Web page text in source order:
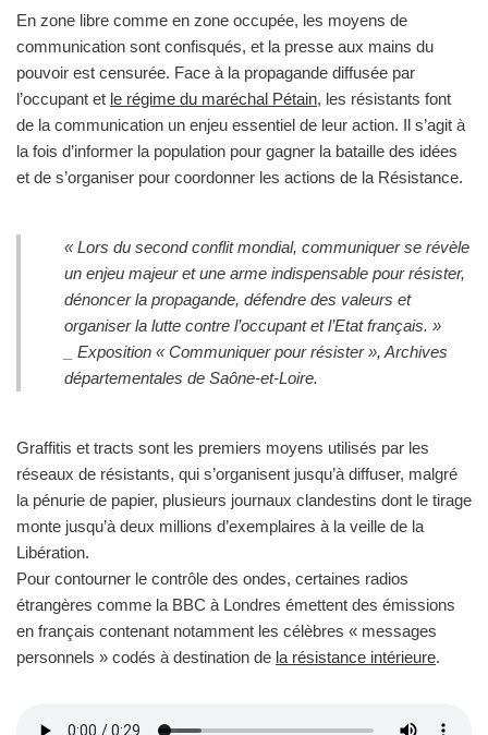
En zone libre comme en zone occupée, les moyens de
communication sont confisqués, et la presse aux mains du
pouvoir est censurée. Face à la propagande diffusée par
l’occupant et le régime du maréchal Pétain, les résistants font
de la communication un enjeu essentiel de leur action. Il s’agit à
la fois d’informer la population pour gagner la bataille des idées
et de s’organiser pour coordonner les actions de la Résistance.
« Lors du second conflit mondial, communiquer se révèle
un enjeu majeur et une arme indispensable pour résister,
dénoncer la propagande, défendre des valeurs et
organiser la lutte contre l’occupant et l’Etat français. »
_ Exposition « Communiquer pour résister », Archives
départementales de Saône-et-Loire.
Graffitis et tracts sont les premiers moyens utilisés par les
réseaux de résistants, qui s’organisent jusqu’à diffuser, malgré
la pénurie de papier, plusieurs journaux clandestins dont le tirage
monte jusqu’à deux millions d’exemplaires à la veille de la
Libération.
Pour contourner le contrôle des ondes, certaines radios
étrangères comme la BBC à Londres émettent des émissions
en français contenant notamment les célèbres « messages
personnels » codés à destination de la résistance intérieure.